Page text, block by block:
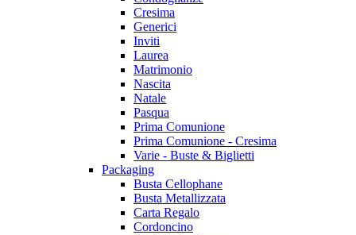
Cresima
Generici
Inviti
Laurea
Matrimonio
Nascita
Natale
Pasqua
Prima Comunione
Prima Comunione - Cresima
Varie - Buste & Biglietti
Packaging
Busta Cellophane
Busta Metallizzata
Carta Regalo
Cordoncino